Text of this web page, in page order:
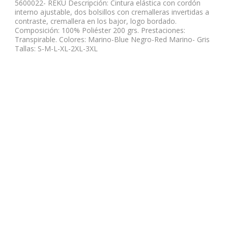
5600022- REKU Descripción: Cintura elástica con cordón
interno ajustable, dos bolsillos con cremalleras invertidas a
contraste, cremallera en los bajor, logo bordado.
Composición: 100% Poliéster 200 grs. Prestaciones:
Transpirable. Colores: Marino-Blue Negro-Red Marino- Gris
Tallas: S-M-L-XL-2XL-3XL